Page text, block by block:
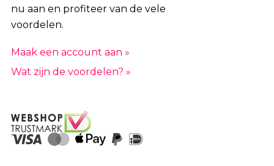
nu aan en profiteer van de vele
voordelen.
Maak een account aan »
Wat zijn de voordelen? »